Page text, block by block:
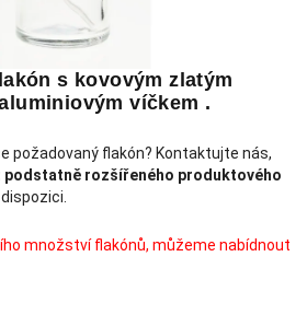
s kovovým zlatým
víčkem .
požadovaný flakón? Kontaktujte nás,
podstatně rozšířeného produktového
množství flakónů, můžeme nabídnout